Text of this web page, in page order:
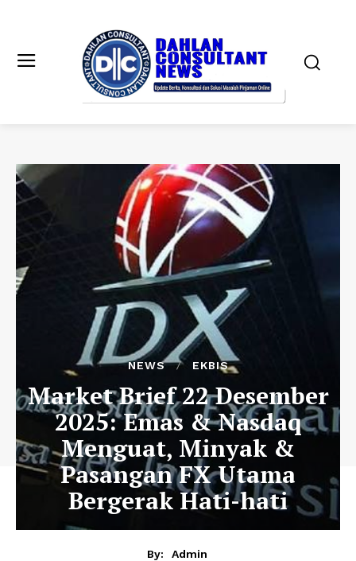
NEWS EKBIS
Market Brief 22 Desember
2025: Emas & Nasdaq
Menguat, Minyak &
Pasangan FX Utama
Bergerak Hati-hati
By:
Admin